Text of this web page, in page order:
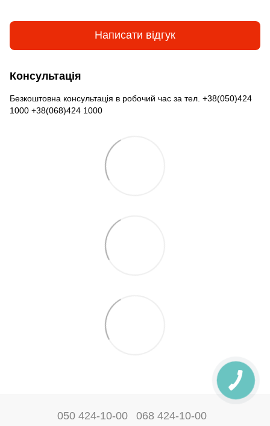
Написати відгук
Консультація
Безкоштовна консультація в робочий час за тел. +38(050)424
1000 +38(068)424 1000
050 424-10-00 068 424-10-00